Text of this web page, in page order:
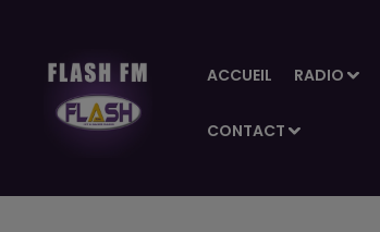
ACCUEIL RADIO
CONTACT